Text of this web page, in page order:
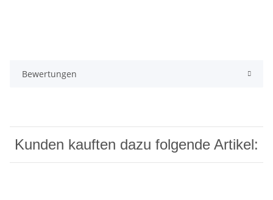
Bewertungen
Kunden kauften dazu folgende Artikel: